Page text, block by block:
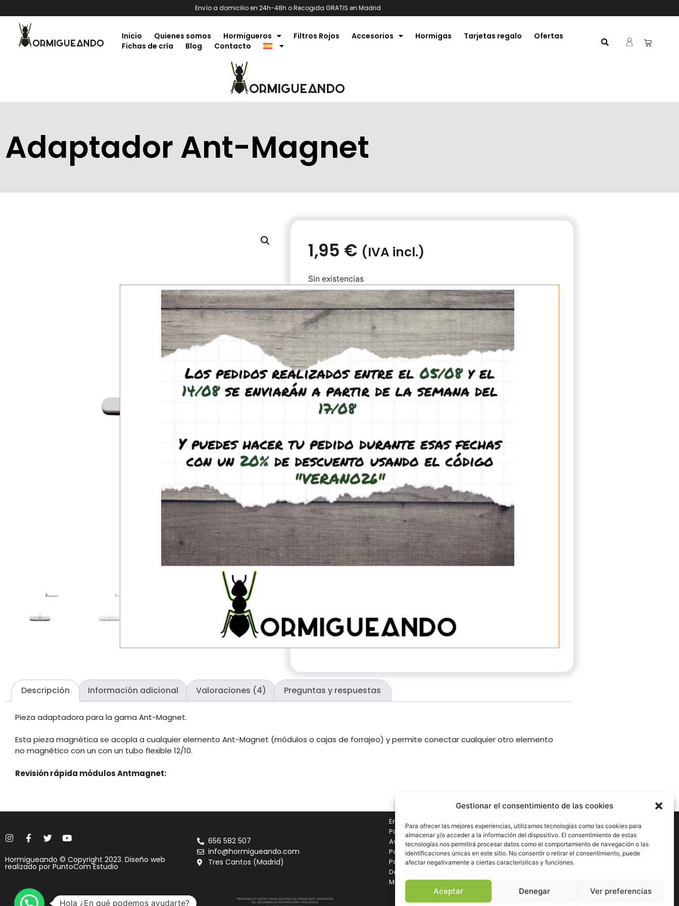
Gestionar el consentimiento de las cookies
Para ofrecer las mejores experiencias, utilizamos tecnologías como las cookies para
almacenar y/o acceder a la información del dispositivo. El consentimiento de estas
tecnologías nos permitirá procesar datos como el comportamiento de navegación o las
identificaciones únicas en este sitio. No consentir o retirar el consentimiento, puede
afectar negativamente a ciertas características y funciones.
Aceptar Denegar Ver preferencias
Envío a domicilio en 24h-48h o Recogida GRATIS en Madrid
Inicio Quienes somos Hormigueros Filtros Rojos Accesorios Hormigas Tarjetas regalo
Ofertas
Fichas de cría
Blog Contacto
Adaptador Ant-Magnet
1,95 € (IVA incl.)
Sin existencias
Pieza adaptadora para la gama Ant-Magnet.
Esta pieza magnética se acopla a cualquier elemento Ant-Magnet
(módulos o cajas de forrajeo) y permite conectar cualquier otro
elemento no magnético con un con un tubo flexible 12/10.
Revisión rápida módulos Antmagnet:
Descripción Información adicional Valoraciones (4) Preguntas y respuestas
Pieza adaptadora para la gama Ant-Magnet.
Esta pieza magnética se acopla a cualquier elemento Ant-Magnet (módulos o cajas de forrajeo) y permite conectar cualquier otro elemento
no magnético con un con un tubo flexible 12/10.
Revisión rápida módulos Antmagnet:
Hormigueando © Copyright 2023. Diseño web
realizado por PuntoCom Estudio
656 582 507
info@hormigueando.com
Tres Cantos (Madrid)
Envíos y Devoluciones
Pago seguro
Aviso legal
Política de cookies
Política de privacidad
Declaración de accesibilidad
Mapa del sitio
Hola ¿En qué podemos ayudarte?